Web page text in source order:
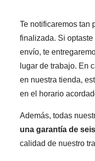
Te notificaremos tan
finalizada. Si
envío, te
lugar de trabajo. En
en nuestra tienda,
en el horario
Además, todas
una garantía de
calidad de nuestro